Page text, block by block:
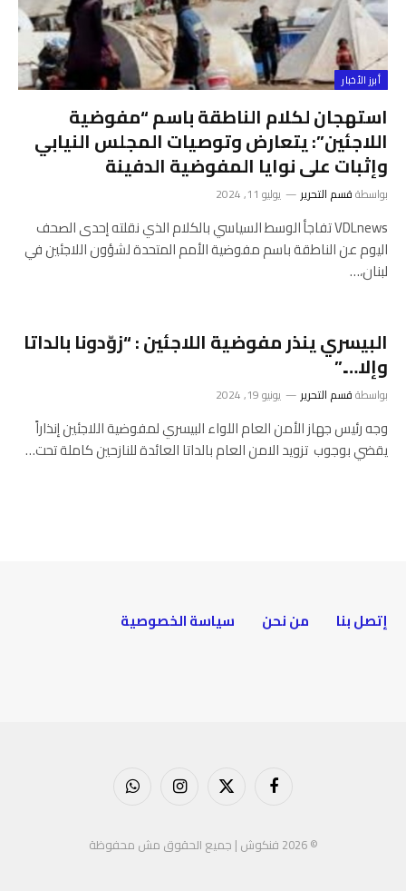
أبرز الأخبار
استهجان لكلام الناطقة باسم “مفوضية
اللاجئين”: يتعارض وتوصيات المجلس النيابي
وإثبات على نوايا المفوضية الدفينة
بواسطةقسم التحرير يوليو 11, 2024
VDLnews تفاجأ الوسط السياسي بالكلام الذي نقلته إحدى الصحف
اليوم عن الناطقة باسم مفوضية الأمم المتحدة لشؤون اللاجئين في
لبنان،…
البيسري ينذر مفوضية اللاجئين : “زوّدونا بالداتا
وإلا….”
بواسطةقسم التحرير يونيو 19, 2024
وجه رئيس جهاز الأمن العام اللواء البيسري لمفوضية اللاجئين إنذاراً
يقضي بوجوب تزويد الامن العام بالداتا العائدة للنازحين كاملة تحت…
إتصل بنا من نحن سياسة الخصوصية
فيسبوك X الانستغرامواتساب
© 2026 فنكوش | جميع الحقوق مش محفوظة